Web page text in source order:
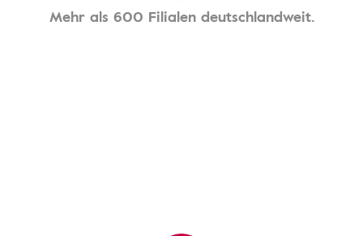
Mehr als 600 Filialen deutschlandweit.